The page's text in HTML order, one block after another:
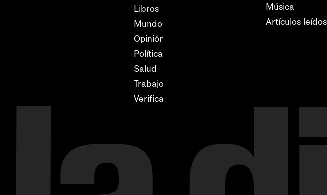
Libros
Mundo
Opinión
Política
Salud
Trabajo
Verifica
Música
Artículos leídos